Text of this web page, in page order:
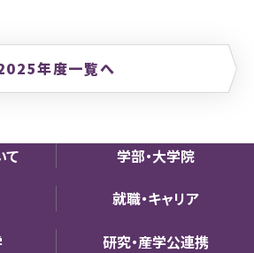
年度一覧へ
て 学部・大学院
就職・キャリア
研究・産学公連携